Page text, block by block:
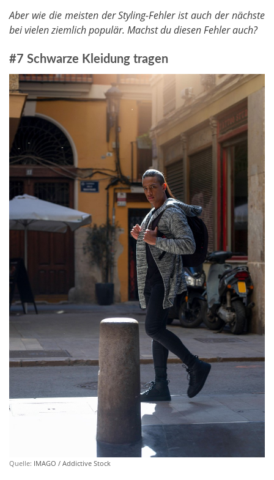
Aber wie die meisten der Styling-Fehler ist auch der nächste
bei vielen ziemlich populär. Machst du diesen Fehler auch?
#7 Schwarze Kleidung tragen
Quelle: IMAGO / Addictive Stock